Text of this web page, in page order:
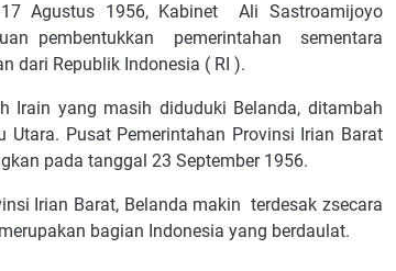
Agustus 1956, Kabinet Ali Sastroamijoyo
pembentukkan pemerintahan sementara
dari Republik Indonesia ( RI ).
Irain yang masih diduduki Belanda, ditambah
Utara. Pusat Pemerintahan Provinsi Irian Barat
pada tanggal 23 September 1956.
Irian Barat, Belanda makin terdesak zsecara
bagian Indonesia yang berdaulat.